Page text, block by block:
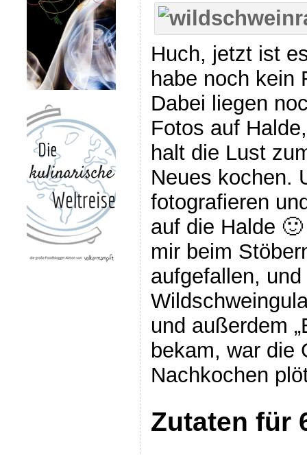
Huch, jetzt ist
habe noch
Dabei liegen
Fotos auf
halt die Lust
Neues kochen.
fotografieren
auf die Halde
mir beim
aufgefallen,
und außerdem
bekam, war die
Nachkochen
Zutaten für